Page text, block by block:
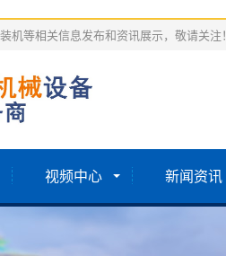
机等相关信息发布和资讯展示，敬请关注！
视频中心 新闻资讯